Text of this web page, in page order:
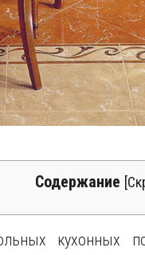
Содержание [
кухонных